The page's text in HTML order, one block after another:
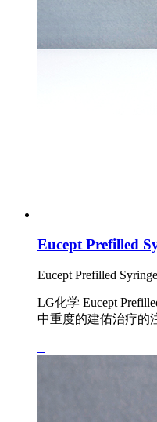
Eucept Prefilled
Eucept Prefilled
LG化学 Eucept
中重度的建佑治疗的
+